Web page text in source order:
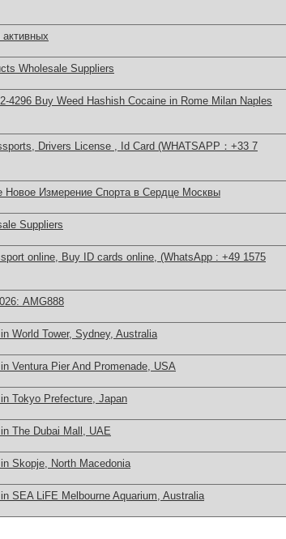
Wholesale Suppliers
4296 Buy Weed Hashish Cocaine in Rome Milan Naples
Drivers License , Id Card (WHATSAPP：+33 7
Новое Измерение Спорта в Сердце Москвы
Suppliers
online, Buy ID cards online, (WhatsApp : +49 1575
AMG888
World Tower, Sydney, Australia
Ventura Pier And Promenade, USA
Tokyo Prefecture, Japan
The Dubai Mall, UAE
Skopje, North Macedonia
SEA LiFE Melbourne Aquarium, Australia